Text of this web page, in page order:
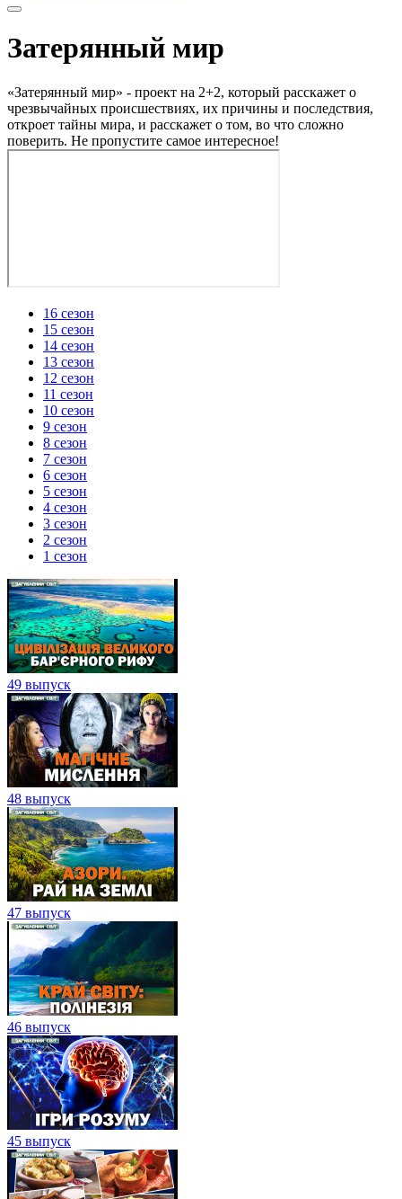
Затерянный мир
«Затерянный мир» - проект на 2+2, который расскажет о
чрезвычайных происшествиях, их причины и последствия,
откроет тайны мира, и расскажет о том, во что сложно
поверить. Не пропустите самое интересное!
16 сезон
15 сезон
14 сезон
13 сезон
12 сезон
11 сезон
10 сезон
9 сезон
8 сезон
7 сезон
6 сезон
5 сезон
4 сезон
3 сезон
2 сезон
1 сезон
49 выпуск
48 выпуск
47 выпуск
46 выпуск
45 выпуск